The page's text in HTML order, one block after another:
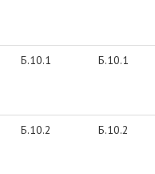
Б.10.1 Б.10.1
Б.10.2 Б.10.2